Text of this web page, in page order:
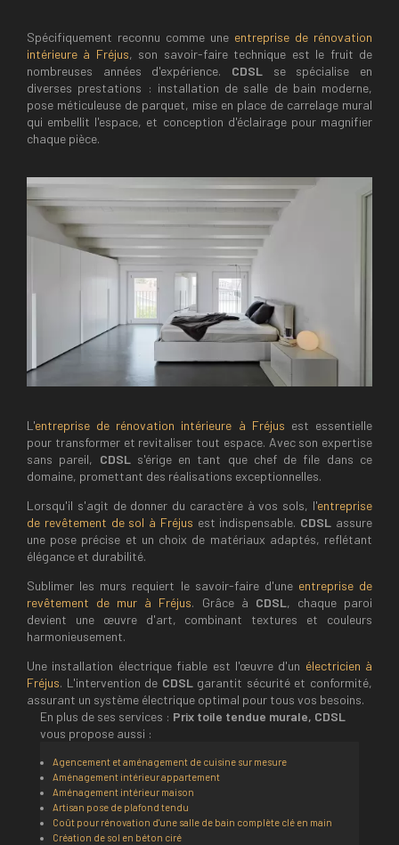
Spécifiquement reconnu comme une entreprise de rénovation
intérieure à Fréjus, son savoir-faire technique est le fruit de
nombreuses années d'expérience. CDSL se spécialise en
diverses prestations : installation de salle de bain moderne,
pose méticuleuse de parquet, mise en place de carrelage mural
qui embellit l'espace, et conception d'éclairage pour magnifier
chaque pièce.
L'entreprise de rénovation intérieure à Fréjus est essentielle
pour transformer et revitaliser tout espace. Avec son expertise
sans pareil, CDSL s'érige en tant que chef de file dans ce
domaine, promettant des réalisations exceptionnelles.
Lorsqu'il s'agit de donner du caractère à vos sols, l'entreprise
de revêtement de sol à Fréjus est indispensable. CDSL assure
une pose précise et un choix de matériaux adaptés, reflétant
élégance et durabilité.
Sublimer les murs requiert le savoir-faire d'une entreprise de
revêtement de mur à Fréjus. Grâce à CDSL, chaque paroi
devient une œuvre d'art, combinant textures et couleurs
harmonieusement.
Une installation électrique fiable est l'œuvre d'un électricien à
Fréjus. L'intervention de CDSL garantit sécurité et conformité,
assurant un système électrique optimal pour tous vos besoins.
En plus de ses services : Prix toile tendue murale, CDSL
vous propose aussi :
Agencement et aménagement de cuisine sur mesure
Aménagement intérieur appartement
Aménagement intérieur maison
Artisan pose de plafond tendu
Coût pour rénovation d'une salle de bain complète clé en main
Création de sol en béton ciré